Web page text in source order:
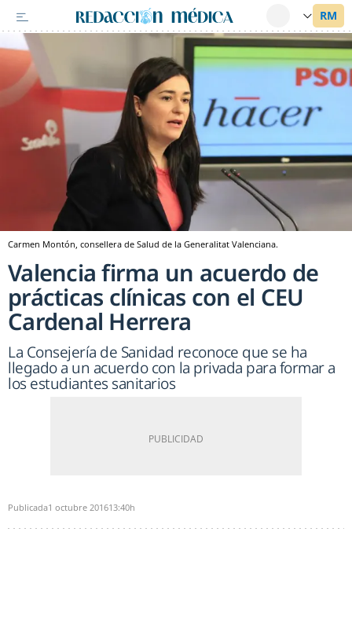
Carmen Montón, consellera de Salud de la Generalitat Valenciana.
Valencia firma un acuerdo de
prácticas clínicas con el CEU
Cardenal Herrera
La Consejería de Sanidad reconoce que se ha
llegado a un acuerdo con la privada para formar a
los estudiantes sanitarios
Publicada1 octubre 201613:40h